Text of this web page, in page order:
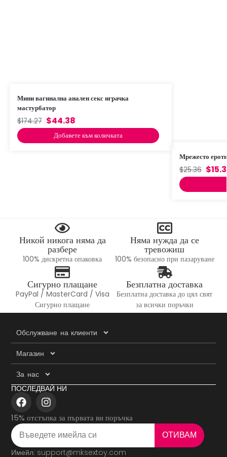
Мини вагинална анален секс играчка
мастурбатор
$174.27 $44.38
Добавете към количката
Мрежесто
$25.36 $
Никой никога няма да
разбере
100% дискретна опаковка
Няма нужда да се
тревожиш
100% безопасно при пазаруване
Сигурно плащане
PayPal / MasterCard / Visa
Сигурно плащане
Безплатна доставка
Безплатна доставка до цял свят
за всички поръчки
Обслужване на клиенти
Магазин
За нас
ПОСЛЕДВАЙ НИ
15% отстъпка за първата ви поръчка
ОТИВАМ
Имейл: support@mksextoy.com